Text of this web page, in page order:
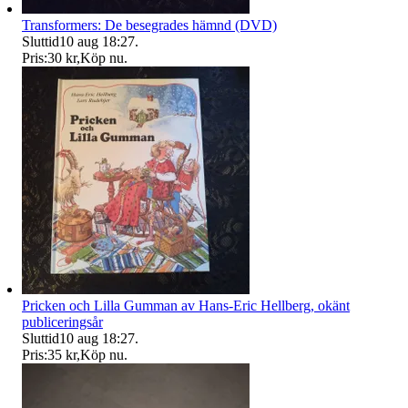
Transformers: De besegrades hämnd (DVD)
Sluttid10 aug 18:27.
Pris:30 kr,Köp nu.
Pricken och Lilla Gumman av Hans-Eric Hellberg, okänt
publiceringsår
Sluttid10 aug 18:27.
Pris:35 kr,Köp nu.